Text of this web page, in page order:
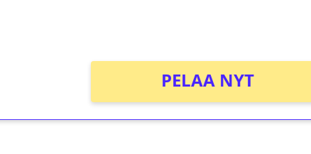
PELAA NYT